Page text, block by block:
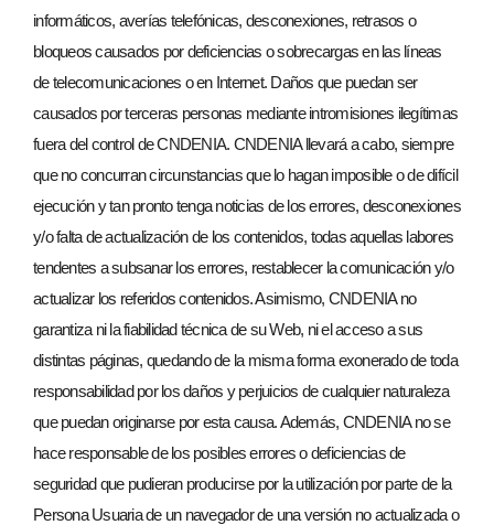
informáticos, averías telefónicas, desconexiones, retrasos o
bloqueos causados por deficiencias o sobrecargas en las líneas
de telecomunicaciones o en Internet. Daños que puedan ser
causados por terceras personas mediante intromisiones ilegítimas
fuera del control de CNDENIA. CNDENIA llevará a cabo, siempre
que no concurran circunstancias que lo hagan imposible o de difícil
ejecución y tan pronto tenga noticias de los errores, desconexiones
y/o falta de actualización de los contenidos, todas aquellas labores
tendentes a subsanar los errores, restablecer la comunicación y/o
actualizar los referidos contenidos. Asimismo, CNDENIA no
garantiza ni la fiabilidad técnica de su Web, ni el acceso a sus
distintas páginas, quedando de la misma forma exonerado de toda
responsabilidad por los daños y perjuicios de cualquier naturaleza
que puedan originarse por esta causa. Además, CNDENIA no se
hace responsable de los posibles errores o deficiencias de
seguridad que pudieran producirse por la utilización por parte de la
Persona Usuaria de un navegador de una versión no actualizada o